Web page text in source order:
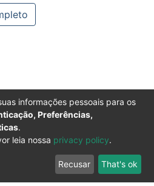
informações pessoais para os
Preferências,
.
leia nossa privacy policy.
Recusar That's ok